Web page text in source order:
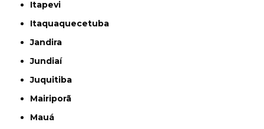
Itapevi
Itaquaquecetuba
Jandira
Jundiaí
Juquitiba
Mairiporã
Mauá